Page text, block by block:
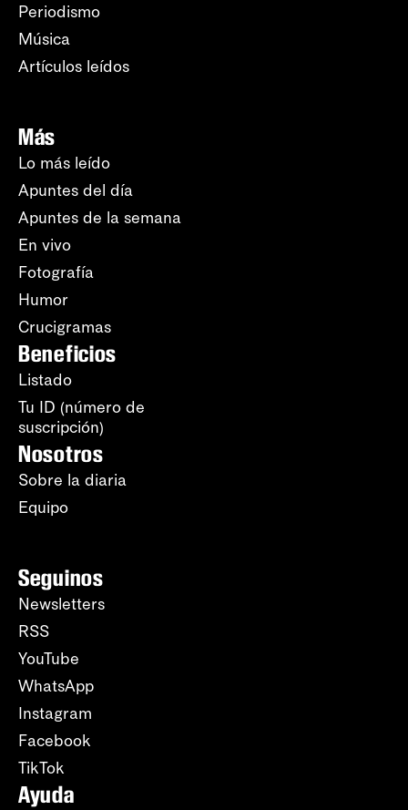
Periodismo
Música
Artículos leídos
Más
Lo más leído
Apuntes del día
Apuntes de la semana
En vivo
Fotografía
Humor
Crucigramas
Beneficios
Listado
Tu ID (número de
suscripción)
Nosotros
Sobre la diaria
Equipo
Seguinos
Newsletters
RSS
YouTube
WhatsApp
Instagram
Facebook
TikTok
Ayuda